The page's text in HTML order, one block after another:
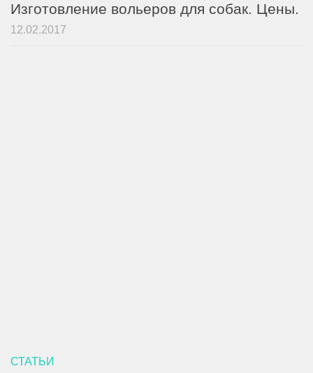
Изготовление вольеров для собак. Цены.
12.02.2017
СТАТЬИ